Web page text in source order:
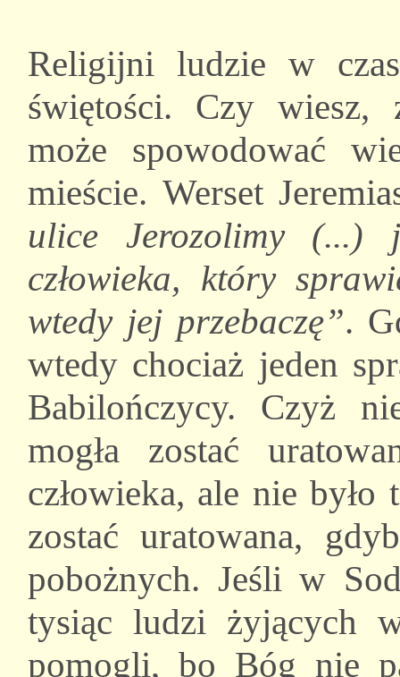
Religijni ludzie w
świętości. Czy wiesz,
może spowodować
mieście. Werset
ulice Jerozolimy (...)
człowieka, który
wtedy jej przebaczę”.
wtedy chociaż jeden
Babilończycy. Czyż
mogła zostać
człowieka, ale nie było
zostać uratowana,
pobożnych. Jeśli w
tysiąc ludzi żyjących
pomogli, bo Bóg nie